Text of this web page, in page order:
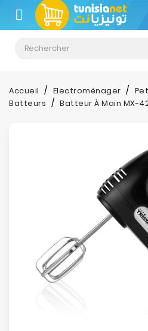
CATÉGORIE
Climatisation
Informatique
Photos
Electroménager
Accueil Electroménager
Batteurs
Batteur À Main MX-